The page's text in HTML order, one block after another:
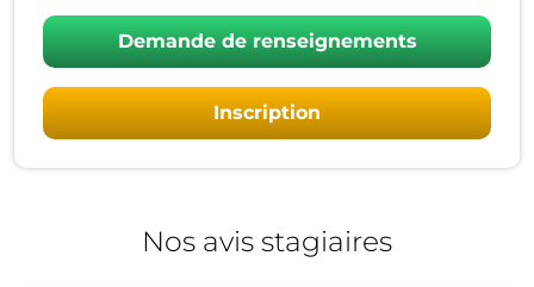
Demande de renseignements
Inscription
Nos avis stagiaires